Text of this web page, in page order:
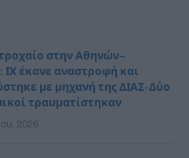
στην Αθηνών–
ΙΧ έκανε αναστροφή και
με μηχανή της ΔΙΑΣ- Δύο
τραυματίστηκαν
2026